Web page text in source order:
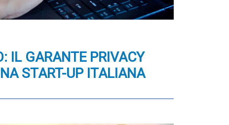
IL GARANTE PRIVACY
START-UP ITALIANA